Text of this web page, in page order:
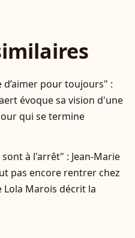
pour toujours" :
évoque sa vision d'une
qui se termine
sont à l'arrêt" : Jean-Marie
pas encore rentrer chez
Lola Marois décrit la